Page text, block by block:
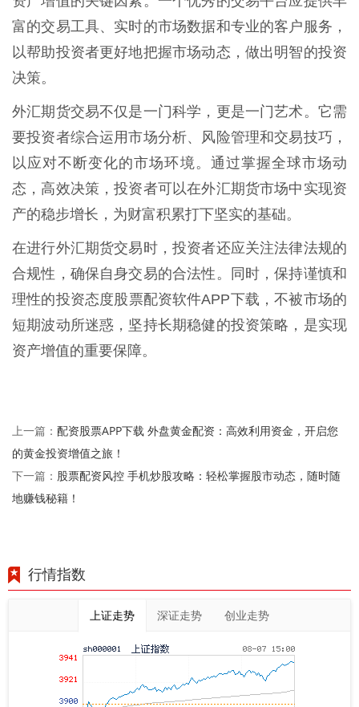
富的交易工具、实时的市场数据和专业的客户服务，
以帮助投资者更好地把握市场动态，做出明智的投资
决策。
外汇期货交易不仅是一门科学，更是一门艺术。它需
要投资者综合运用市场分析、风险管理和交易技巧，
以应对不断变化的市场环境。通过掌握全球市场动
态，高效决策，投资者可以在外汇期货市场中实现资
产的稳步增长，为财富积累打下坚实的基础。
在进行外汇期货交易时，投资者还应关注法律法规的
合规性，确保自身交易的合法性。同时，保持谨慎和
理性的投资态度股票配资软件APP下载，不被市场的
短期波动所迷惑，坚持长期稳健的投资策略，是实现
资产增值的重要保障。
上一篇： 配资股票APP下载 外盘黄金配资：高效利用资金，开启您
的黄金投资增值之旅！
下一篇： 股票配资风控 手机炒股攻略：轻松掌握股市动态，随时随
地赚钱秘籍！
行情指数
上证走势 深证走势 创业走势